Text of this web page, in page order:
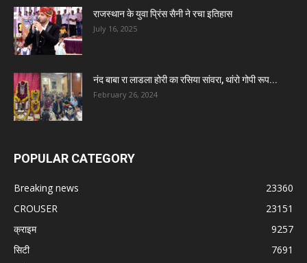
राजस्थान के युवा प्रिंस सैनी ने रचा इतिहास
July 16, 2025
नंद बाबा रा लाडला होरी का रसिया सांवरा, थांरो गोपी रूप...
February 26, 2024
POPULAR CATEGORY
Breaking news
23360
CROUSER
23151
क्राइम
9257
सिटी
7691